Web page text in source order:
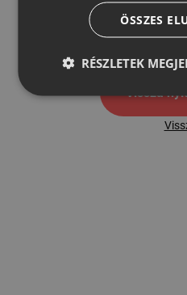
ÖSSZES
RÉSZLETEK